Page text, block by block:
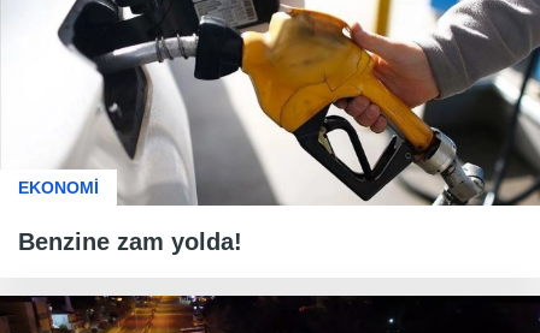
EKONOMİ
Benzine zam yolda!